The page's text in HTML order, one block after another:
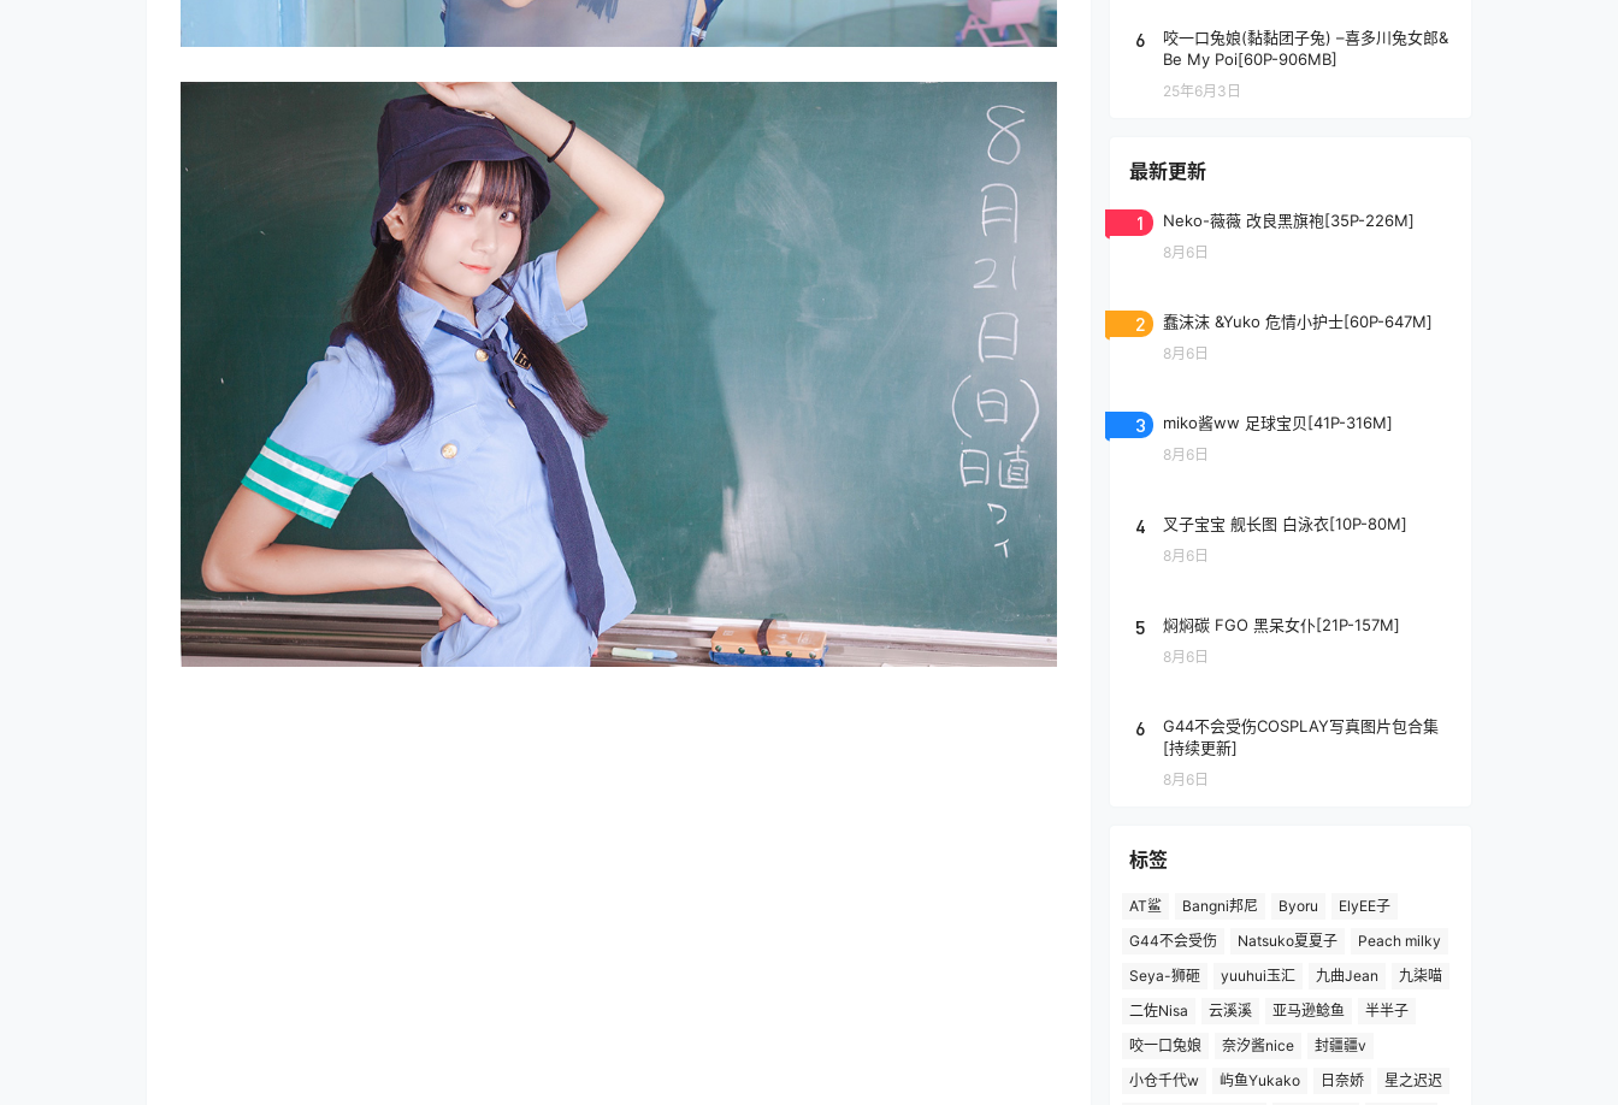
6
咬一口兔娘(黏黏团子兔) –喜多川兔女郎&
Be My Poi[60P-906MB]
25年6月3日
最新更新
1 Neko-薇薇 改良黑旗袍[35P-226M]
8月6日
2 蠢沫沫 &Yuko 危情小护士[60P-647M]
8月6日
3 miko酱ww 足球宝贝[41P-316M]
8月6日
4 叉子宝宝 舰长图 白泳衣[10P-80M]
8月6日
5 焖焖碳 FGO 黑呆女仆[21P-157M]
8月6日
6
G44不会受伤COSPLAY写真图片包合集
[持续更新]
8月6日
标签
AT鲨 Bangni邦尼 Byoru
ElyEE子
G44不会受伤
Natsuko夏夏子
Peach milky
Seya-狮砸
yuuhui玉汇 九曲Jean
九柒喵
二佐Nisa
云溪溪 亚马逊鲶鱼
半半子
咬一口兔娘
奈汐酱nice
封疆疆v
小仓千代w
屿鱼Yukako 日奈娇
星之迟迟